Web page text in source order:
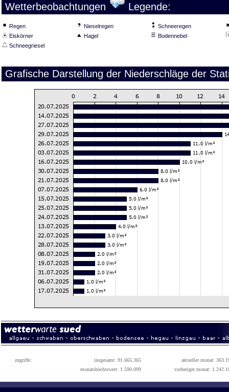
Wetterbeobachtungen Legende:
Regen Nieselregen
Schneeregen
Eiskörner
Hagel
Bodennebel
Schneegriesel
Grafische Darstellung der Niederschläge der
zugriffe: insgesamt: 91.665.365
aktueller monat:
monatshöchstwert: 1.590.099
vorheriger monat: